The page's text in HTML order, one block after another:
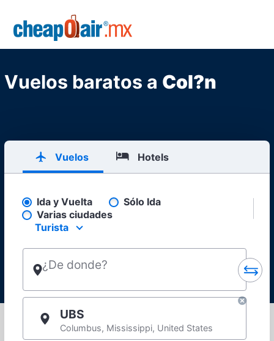
Skip to main content
Vuelos baratos a Col?n
Vuelos Hotels
Pick your flight type
Ida y Vuelta
Sólo Ida
Varias ciudades
Select your preferred seating class.
Turista
¿De donde?
UBS
Columbus, Mississippi, United States